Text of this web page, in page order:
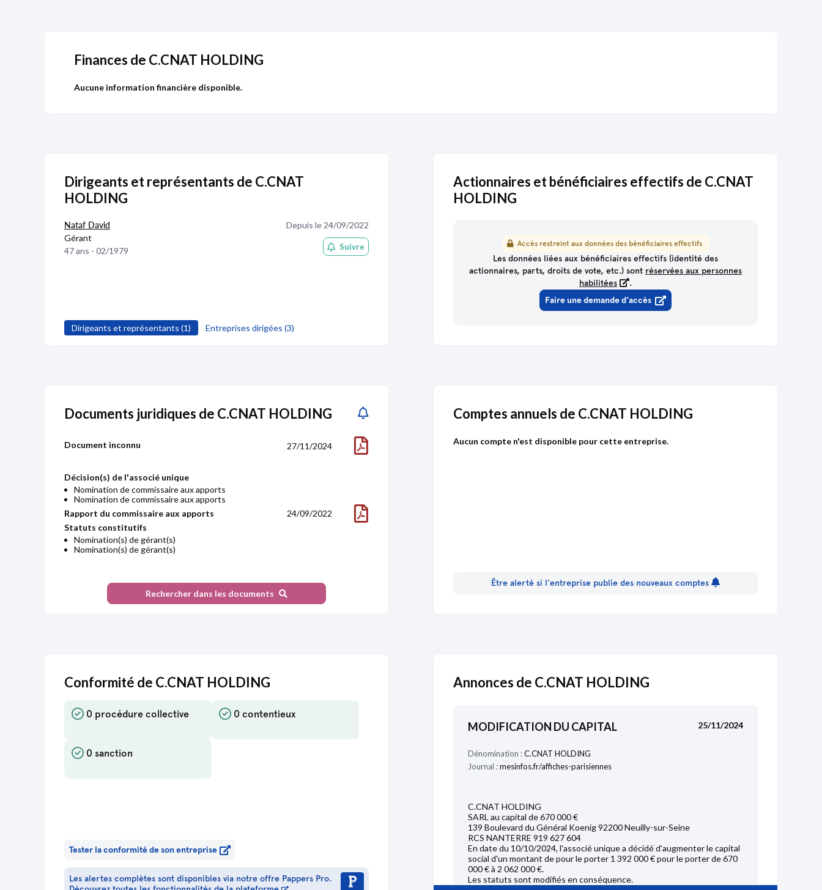
Publicité de Pappers
Finances de C.CNAT HOLDING
Aucune information financière disponible.
Dirigeants et représentants de C.CNAT
HOLDING
Nataf David
Gérant
47 ans - 02/1979
Depuis le 24/09/2022
Suivre
Dirigeants et représentants (1) Entreprises dirigées (3)
Actionnaires et bénéficiaires effectifs de C.CNAT
HOLDING
Accès restreint aux données des bénéficiaires effectifs
Les données liées aux bénéficiaires effectifs (identité des
actionnaires, parts, droits de vote, etc.) sont réservées aux personnes
habilitées
.
Faire une demande d'accès
Documents juridiques de C.CNAT HOLDING
Document inconnu 27/11/2024
Décision(s) de l'associé unique
Nomination de commissaire aux apports
Nomination de commissaire aux apports
Rapport du commissaire aux apports
Statuts constitutifs
Nomination(s) de gérant(s)
Nomination(s) de gérant(s)
24/09/2022
Rechercher dans les documents
Comptes annuels de C.CNAT HOLDING
Aucun compte n'est disponible pour cette entreprise.
Être alerté si l'entreprise publie des nouveaux comptes
Conformité de C.CNAT HOLDING
0 procédure collective 0 contentieux
0 sanction
Tester la conformité de son entreprise
Les alertes complètes sont disponibles via notre offre Pappers Pro.
Annonces de C.CNAT HOLDING
MODIFICATION DU CAPITAL 25/11/2024
Dénomination :C.CNAT HOLDING
Journal :mesinfos.fr/affiches-parisiennes
C.CNAT HOLDING
SARL au capital de 670 000 €
139 Boulevard du Général Koenig 92200 Neuilly-sur-Seine
RCS NANTERRE 919 627 604
En date du 10/10/2024, l'associé unique a décidé d'augmenter le capital
social d'un montant de pour le porter 1 392 000 € pour le porter de 670
000 € à 2 062 000 €.
Les statuts sont modifiés en conséquence.